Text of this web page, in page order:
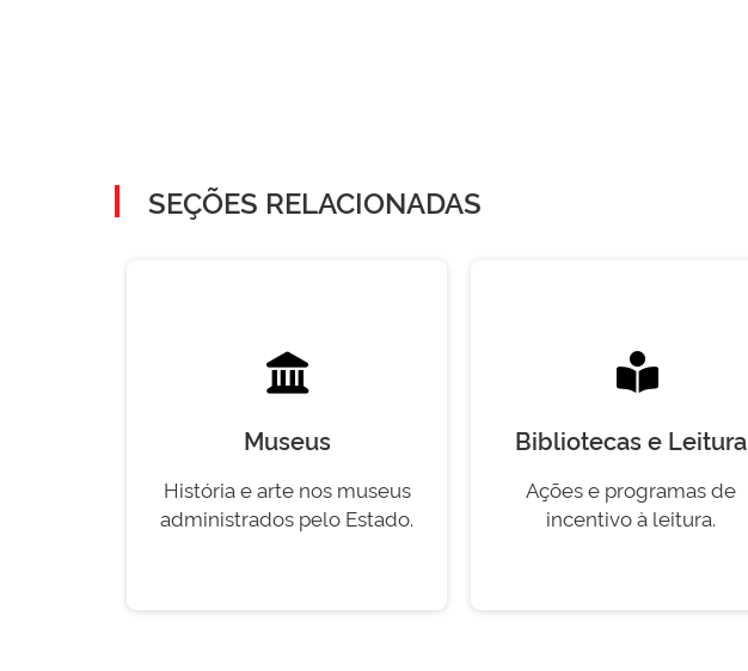
SEÇÕES RELACIONADAS
Museus
História e arte nos museus
administrados pelo Estado.
Bibliotecas e Leitura
Ações e programas de
incentivo à leitura.